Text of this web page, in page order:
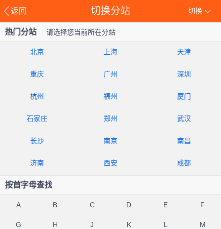
返回 切换
切换分站
热门分站 请选择您当前所在分站
北京 上海 天津
重庆 广州 深圳
杭州 福州 厦门
石家庄 郑州 武汉
长沙 南京 南昌
济南 西安 成都
按首字母查找
A B C D E F
G H J K L M